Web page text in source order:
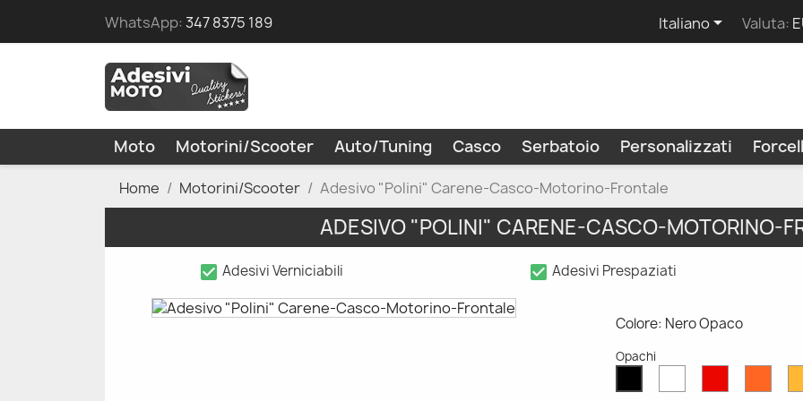
WhatsApp:347 8375 189 Italiano Valuta:
Moto Motorini/Scooter Auto/Tuning Casco Serbatoio Personalizzati
Home Motorini/Scooter Adesivo "Polini" Carene-Casco-Motorino-Frontale
ADESIVO "POLINI" CARENE-CASCO-MOTORINO-
check_box Adesivi Verniciabili check_box Adesivi Prespaziati
Colore: Nero Opaco
Opachi
Opaco OpacoOpaco